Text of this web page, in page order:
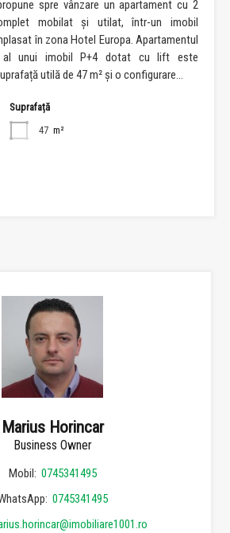
spre vânzare un apartament cu 2
mobilat și utilat, într-un imobil
în zona Hotel Europa. Apartamentul
unui imobil P+4 dotat cu lift este
utilă de 47 m² și o configurare…
Suprafață
47 m²
Marius Horincar
Business Owner
Mobil: 0745341495
0745341495